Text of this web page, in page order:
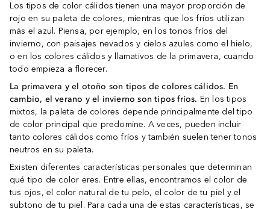
Los tipos de color cálidos tienen una mayor proporción de
rojo en su paleta de colores, mientras que los fríos utilizan
más el azul. Piensa, por ejemplo, en los tonos fríos del
invierno, con paisajes nevados y cielos azules como el hielo,
o en los colores cálidos y llamativos de la primavera, cuando
todo empieza a florecer.
La primavera y el otoño son tipos de colores cálidos. En
cambio, el verano y el invierno son tipos fríos. En los tipos
mixtos, la paleta de colores depende principalmente del tipo
de color principal que predomine. A veces, pueden incluir
tanto colores cálidos como fríos y también suelen tener tonos
neutros en su paleta.
Existen diferentes características personales que determinan
qué tipo de color eres. Entre ellas, encontramos el color de
tus ojos, el color natural de tu pelo, el color de tu piel y el
subtono de tu piel. Para cada una de estas características, se